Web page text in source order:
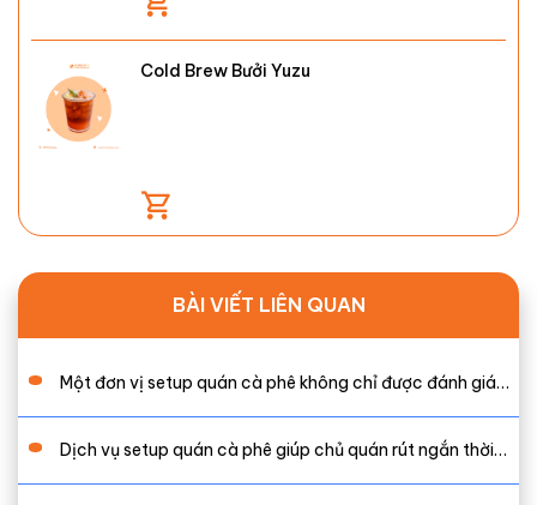
Cold Brew Bưởi Yuzu
BÀI VIẾT LIÊN QUAN
Một đơn vị setup quán cà phê không chỉ được đánh giá…
Dịch vụ setup quán cà phê giúp chủ quán rút ngắn thời…